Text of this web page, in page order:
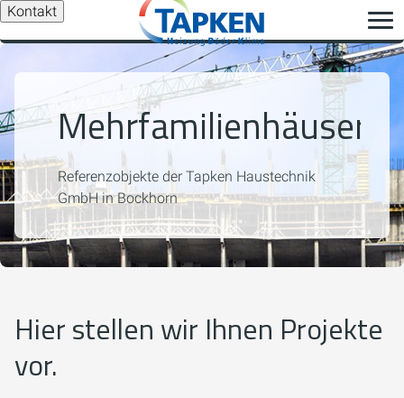
Kontakt
Mehrfamilienhäuser
Referenzobjekte der Tapken Haustechnik
GmbH in Bockhorn
Hier stellen wir Ihnen Projekte
vor.